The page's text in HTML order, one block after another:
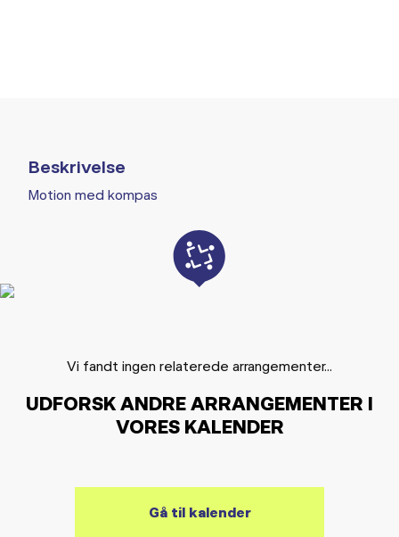
Beskrivelse
Motion med kompas
Vi fandt ingen relaterede arrangementer...
UDFORSK ANDRE ARRANGEMENTER I
VORES KALENDER
Gå til kalender